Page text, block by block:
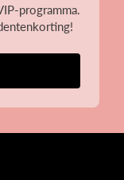
programma.